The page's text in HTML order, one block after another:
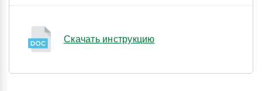
Скачать инструкцию